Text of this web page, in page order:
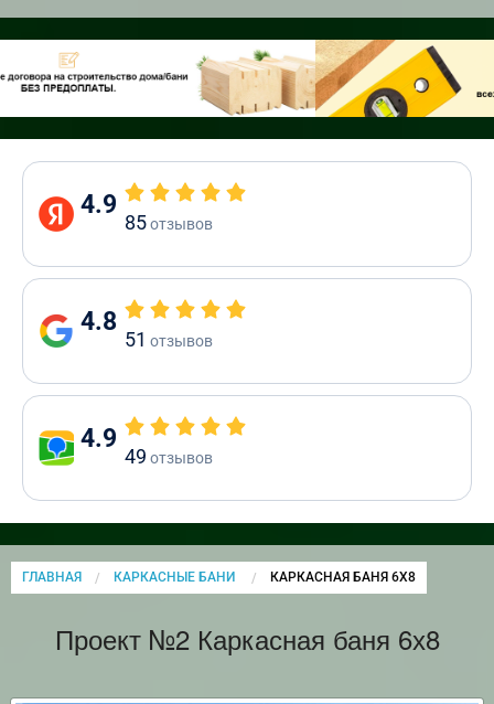
4.9
85отзывов
4.8
51 отзывов
4.9
49 отзывов
ГЛАВНАЯ КАРКАСНЫЕ БАНИ CURRENT:
КАРКАСНАЯ БАНЯ 6Х8
Проект №2 Каркасная баня 6х8